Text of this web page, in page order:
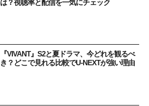
は？視聴率と配信を一気にチェック
『VIVANT』S2と夏ドラマ、今どれを観るべ
き？どこで見れる比較でU-NEXTが強い理由